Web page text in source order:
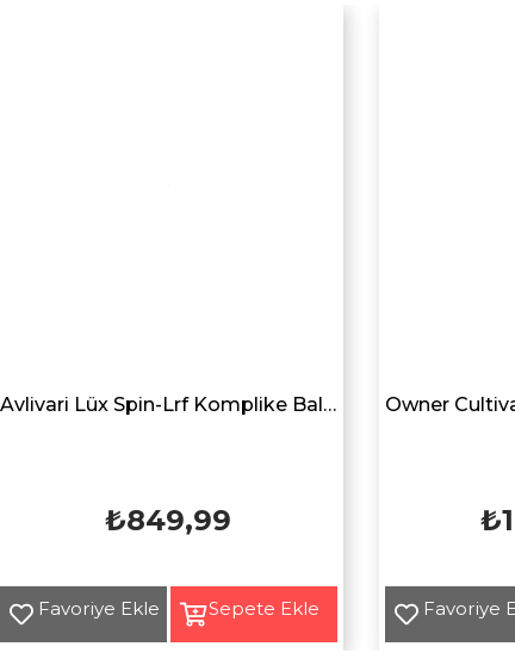
Avlivari Lüx Spin-Lrf Komplike Balıkçı Aksesuar Yan Bel Çantası HAKİ YEŞİL
₺849,99
Yeni
Ürün
Yeni
Ürün